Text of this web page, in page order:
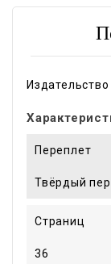
Издательство
Переплет
Твёрдый
Страниц
36